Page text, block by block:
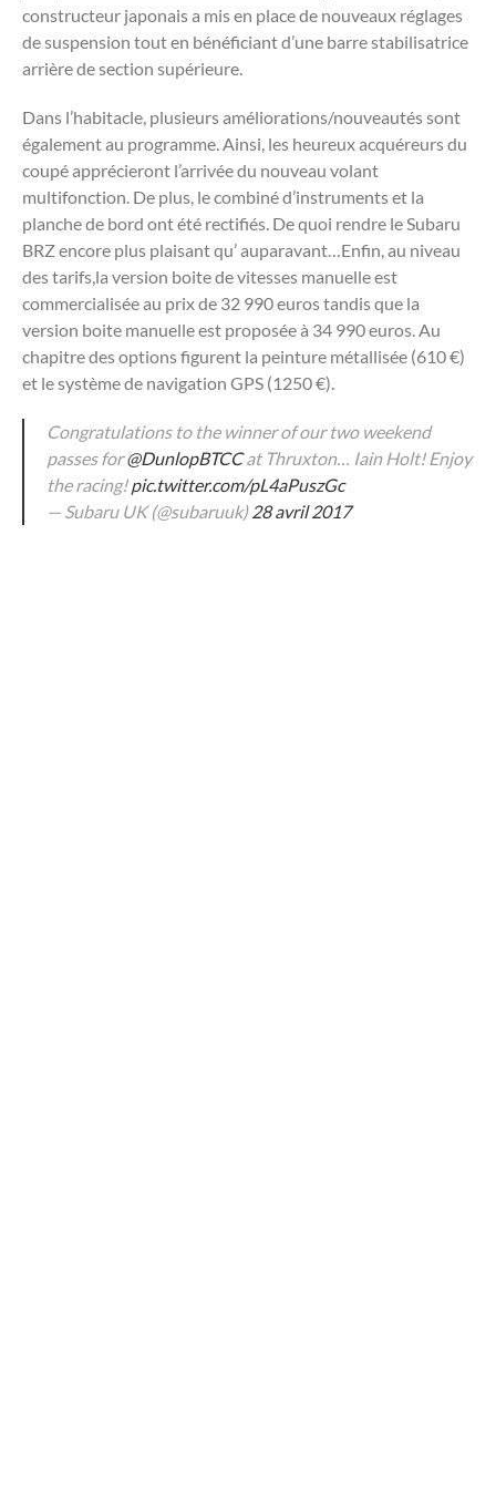
constructeur japonais a mis en place de nouveaux réglages
de suspension tout en bénéficiant d’une barre stabilisatrice
arrière de section supérieure.
Dans l’habitacle, plusieurs améliorations/nouveautés sont
également au programme. Ainsi, les heureux acquéreurs du
coupé apprécieront l’arrivée du nouveau volant
multifonction. De plus, le combiné d’instruments et la
planche de bord ont été rectifiés. De quoi rendre le Subaru
BRZ encore plus plaisant qu’ auparavant…Enfin, au niveau
des tarifs,la version boite de vitesses manuelle est
commercialisée au prix de 32 990 euros tandis que la
version boite manuelle est proposée à 34 990 euros. Au
chapitre des options figurent la peinture métallisée (610 €)
et le système de navigation GPS (1250 €).
Congratulations to the winner of our two weekend
passes for@DunlopBTCCat Thruxton… Iain Holt! Enjoy
the racing!pic.twitter.com/pL4aPuszGc
— Subaru UK (@subaruuk)28 avril 2017